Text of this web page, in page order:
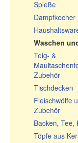
Spieße
Dampfkocher
Waschen
Teig- &
Zubehör
Tischdecken
Fleischwölfe
Zubehör
Backen, Tee,
Töpfe aus